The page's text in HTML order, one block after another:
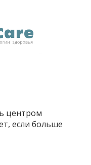
центром
если больше